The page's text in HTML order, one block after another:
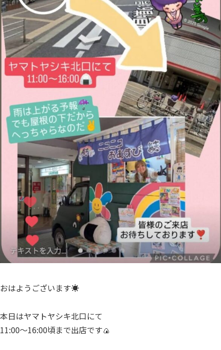
おはようございます☀️
本日はヤマトヤシキ北口にて
11:00～16:00頃まで出店です🍙